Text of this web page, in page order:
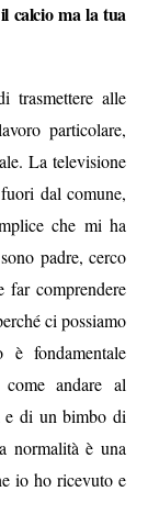
calcio ma la tua
trasmettere alle
particolare,
La televisione
dal comune,
che mi ha
padre, cerco
comprendere
ci possiamo
fondamentale
come andare al
e di un bimbo di
normalità è una
io ho ricevuto e